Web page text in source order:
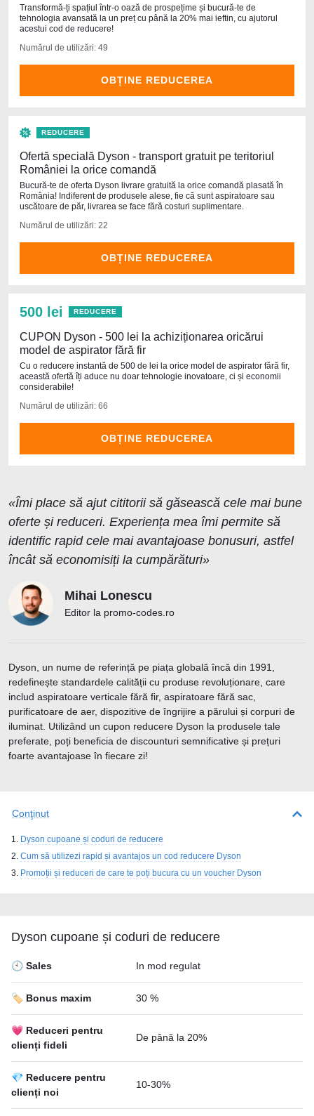
Transformă-ți spațiul într-o oază de prospețime și bucură-te de
tehnologia avansată la un preț cu până la 20% mai ieftin, cu ajutorul
acestui cod de reducere!
Numărul de utilizări: 49
OBȚINE REDUCEREA
REDUCERE
Ofertă specială Dyson - transport gratuit pe teritoriul
României la orice comandă
Bucură-te de oferta Dyson livrare gratuită la orice comandă plasată în
România! Indiferent de produsele alese, fie că sunt aspiratoare sau
uscătoare de păr, livrarea se face fără costuri suplimentare.
Numărul de utilizări: 22
OBȚINE REDUCEREA
500 lei REDUCERE
CUPON Dyson - 500 lei la achiziționarea oricărui
model de aspirator fără fir
Cu o reducere instantă de 500 de lei la orice model de aspirator fără fir,
această ofertă îți aduce nu doar tehnologie inovatoare, ci și economii
considerabile!
Numărul de utilizări: 66
OBȚINE REDUCEREA
Conţinut
Dyson cupoane și coduri de reducere
Cum să utilizezi rapid și avantajos un cod reducere Dyson
Promoții și reduceri de care te poți bucura cu un voucher Dyson
Dyson cupoane și coduri de reducere
🕙 Sales In mod regulat
🏷️ Bonus maxim 30 %
💗 Reduceri pentru
clienți fideli
De până la 20%
💎 Reducere pentru
clienți noi
10-30%
«Îmi place să ajut cititorii să găsească cele mai bune
oferte și reduceri. Experiența mea îmi permite să
identific rapid cele mai avantajoase bonusuri, astfel
încât să economisiți la cumpărături»
Mihai Lonescu
Editor la promo-codes.ro
Dyson, un nume de referință pe piața globală încă din 1991,
redefinește standardele calității cu produse revoluționare, care
includ aspiratoare verticale fără fir, aspiratoare fără sac,
purificatoare de aer, dispozitive de îngrijire a părului și corpuri de
iluminat. Utilizând un cupon reducere Dyson la produsele tale
preferate, poți beneficia de discounturi semnificative și prețuri
foarte avantajoase în fiecare zi!